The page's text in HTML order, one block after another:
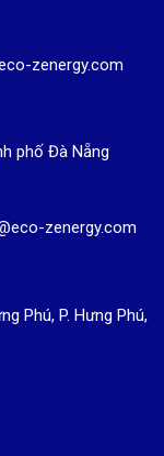
zenergy.com
phố Đà Nẵng
zenergy.com
Phú, P. Hưng Phú,